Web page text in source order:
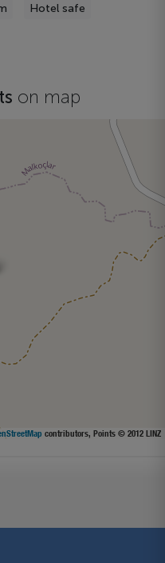
Hotel safe
on map
contributors, Points © 2012 LINZ